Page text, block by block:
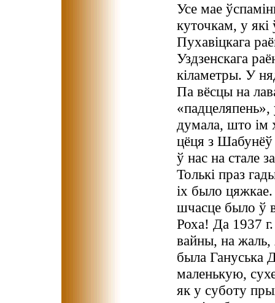
Усе мае
куточкам, у які
Пухавіцкага
Уздзенскага
кіламетры. У
Па вёсцы на
думала, што ім
цёця з Шабунёў
ў нас на стале
Толькі праз
іх было
шчасце было ў
Роха! Да 1937
вайны, на жаль,
была Гануська
маленькую,
як у суботу